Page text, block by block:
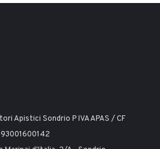
Apistici Sondrio P IVA APAS / CF
93001600142